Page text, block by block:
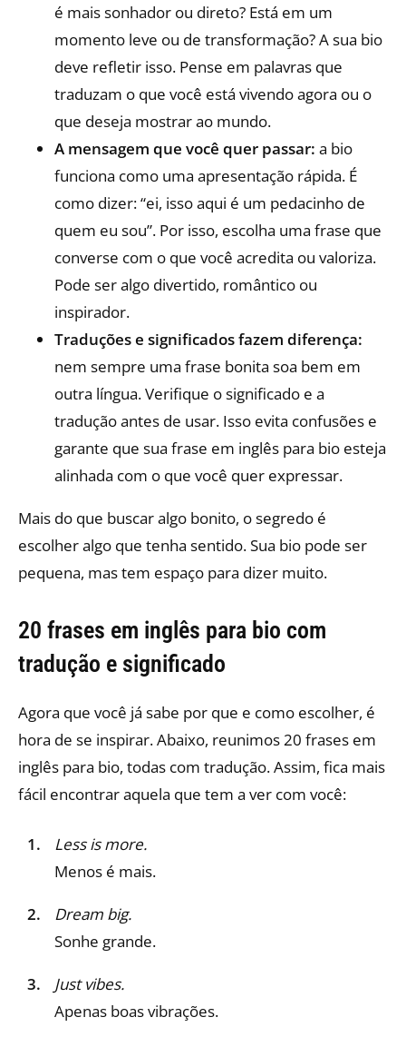
é mais sonhador ou direto? Está em um
momento leve ou de transformação? A sua bio
deve refletir isso. Pense em palavras que
traduzam o que você está vivendo agora ou o
que deseja mostrar ao mundo.
A mensagem que você quer passar: a bio
funciona como uma apresentação rápida. É
como dizer: “ei, isso aqui é um pedacinho de
quem eu sou”. Por isso, escolha uma frase que
converse com o que você acredita ou valoriza.
Pode ser algo divertido, romântico ou
inspirador.
Traduções e significados fazem diferença:
nem sempre uma frase bonita soa bem em
outra língua. Verifique o significado e a
tradução antes de usar. Isso evita confusões e
garante que sua frase em inglês para bio esteja
alinhada com o que você quer expressar.
Mais do que buscar algo bonito, o segredo é
escolher algo que tenha sentido. Sua bio pode ser
pequena, mas tem espaço para dizer muito.
20 frases em inglês para bio com
tradução e significado
Agora que você já sabe por que e como escolher, é
hora de se inspirar. Abaixo, reunimos 20 frases em
inglês para bio, todas com tradução. Assim, fica mais
fácil encontrar aquela que tem a ver com você:
Less is more.
Menos é mais.
Dream big.
Sonhe grande.
Just vibes.
Apenas boas vibrações.